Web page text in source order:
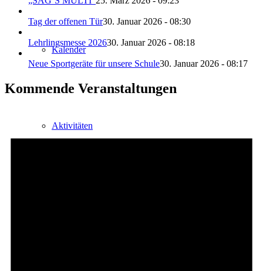
Kalender
Aktivitäten
Tag der offenen Tür30. Januar 2026 - 08:30
Lehrlingsmesse 202630. Januar 2026 - 08:18
Neue Sportgeräte für unsere Schule30. Januar 2026 - 08:17
Kommende Veranstaltungen